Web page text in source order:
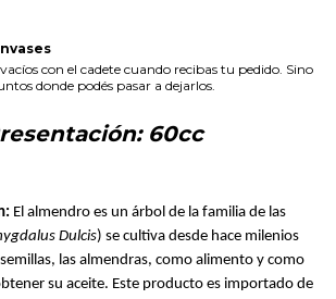
con el cadete cuando recibas tu pedido. Sino
donde podés pasar a dejarlos.
60cc
El almendro es un árbol de la familia de las
Dulcis) se cultiva desde hace milenios
las almendras, como alimento y como
su aceite. Este producto es importado de